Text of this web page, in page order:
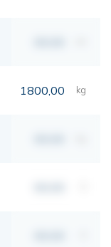
1800,00 kg